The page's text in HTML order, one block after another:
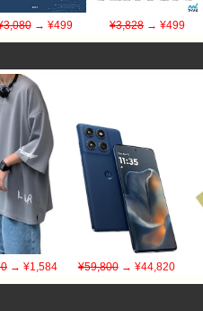
→ ¥499 ¥3,828 → ¥499
→ ¥1,584 ¥59,800→ ¥44,820